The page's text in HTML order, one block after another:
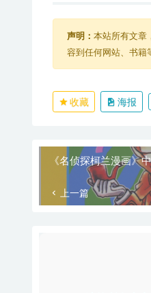
声明： 本站所有文章
容到任何网站、书籍
收藏 海报
《名侦探柯兰漫画》
上一篇